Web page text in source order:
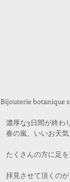
Bijouterie botanique
濃厚な3日間が終わ
春の嵐、いいお天気
たくさんの方に足
拝見させて頂くのが